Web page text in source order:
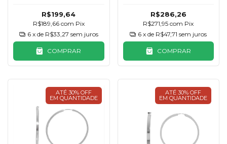
R$199,64
R$189,66 com Pix
6 x de R$33,27 sem juros
COMPRAR
R$286,26
R$271,95com Pix
6 x de R$47,71 sem juros
COMPRAR
ATÉ 30% OFF
EM QUANTIDADE
ATÉ 30% OFF
EM QUANTIDADE